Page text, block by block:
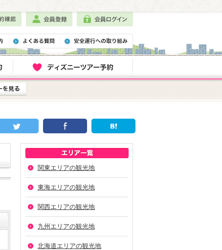
関東エリアの観光地
東海エリアの観光地
関西エリアの観光地
九州エリアの観光地
北海道エリアの観光地